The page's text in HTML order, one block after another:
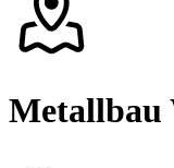
Metallbau